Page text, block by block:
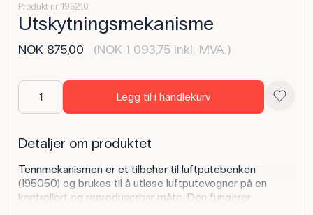
Produkt nr. 195210
Utskytningsmekanisme
NOK 875,00 (NOK 1 093,75 inkl. MVA.)
Legg til i handlekurv
Detaljer om produktet
Tennmekanismen er et tilbehør til luftputebenken
(195050) og brukes til å utløse luftputevogner på en
kontrollert og reproduserbar måte. Den fungerer